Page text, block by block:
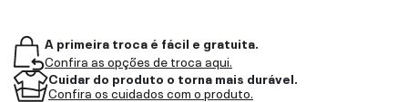
A primeira troca é fácil e gratuita.
Confira as opções de troca aqui.
Cuidar do produto o torna mais durável.
Confira os cuidados com o produto.